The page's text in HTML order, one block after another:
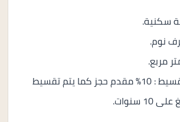
سكنية.
طرق الدفع والتقسيط : 10% مقدم حجز كما يتم تقسيط
سنوات.